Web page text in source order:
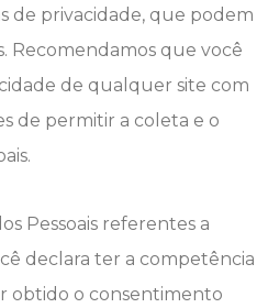
de privacidade, que podem
Recomendamos que você
de qualquer site com
de permitir a coleta e o
Pessoais referentes a
declara ter a competência
obtido o consentimento